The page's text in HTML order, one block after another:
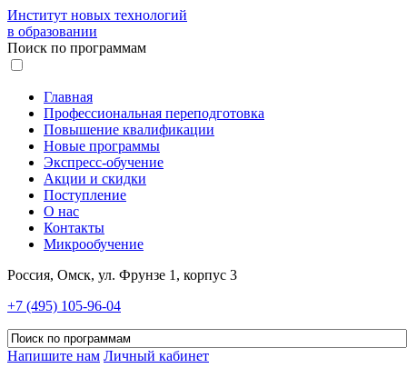
Институт новых технологий
в образовании
Поиск по программам
Главная
Профессиональная переподготовка
Повышение квалификации
Новые программы
Экспресс-обучение
Акции и скидки
Поступление
О нас
Контакты
Микрообучение
Россия, Омск, ул. Фрунзе 1, корпус 3
+7 (495) 105-96-04
Напишите нам Личный кабинет